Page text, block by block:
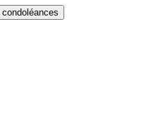
condoléances